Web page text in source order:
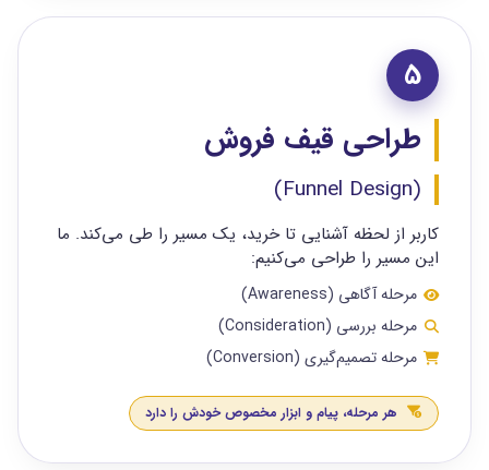
5
طراحی قیف فروش
(Funnel Design)
کاربر از لحظه آشنایی تا خرید، یک مسیر را طی می‌کند. ما
این مسیر را طراحی می‌کنیم:
مرحله آگاهی (Awareness)
مرحله بررسی (Consideration)
مرحله تصمیم‌گیری (Conversion)
هر مرحله، پیام و ابزار مخصوص خودش را دارد